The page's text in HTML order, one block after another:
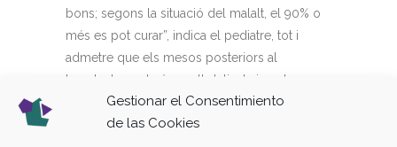
Gestionar el Consentimiento
de las Cookies
bons; segons la situació del malalt, el 90% o
més es pot curar”, indica el pediatre, tot i
admetre que els mesos posteriors al
trasplantament són molt delicats i poden
sorgir complicacions o quedar-ne seqüeles.